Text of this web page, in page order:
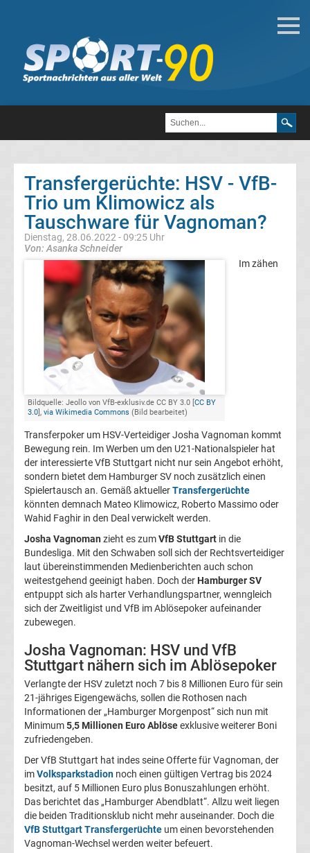
Deutsche
Transfergerüchte
FC
Heidenheim
1846
Transfergerüchte
Kaiserslautern
Transfergerüchte
1.
FC
Köln
Transfergerüchte
1.
FC
Transfergerüchte
1.
FC
Nürnberg
Transfergerüchte
1.
Transfergerüchte: HSV - VfB-
Trio um Klimowicz als
Tauschware für Vagnoman?
Dienstag, 28.06.2022 - 09:25 Uhr
Von: Asanka Schneider
Bildquelle: Jeollo von VfB-exklusiv.de CC BY 3.0 [CC BY
3.0], via Wikimedia Commons (Bild bearbeitet)
Im zähen
Transferpoker um HSV-Verteidiger Josha Vagnoman kommt
Bewegung rein. Im Werben um den U21-Nationalspieler hat
der interessierte VfB Stuttgart nicht nur sein Angebot erhöht,
sondern bietet dem Hamburger SV noch zusätzlich einen
Spielertausch an. Gemäß aktuellerTransfergerüchte
könnten demnach Mateo Klimowicz, Roberto Massimo oder
Wahid Faghir in den Deal verwickelt werden.
Josha Vagnoman zieht es zumVfB Stuttgart in die
Bundesliga. Mit den Schwaben soll sich der Rechtsverteidiger
laut übereinstimmenden Medienberichten auch schon
weitestgehend geeinigt haben. Doch der Hamburger SV
entpuppt sich als harter Verhandlungspartner, wenngleich
sich der Zweitligist und VfB im Ablösepoker aufeinander
zubewegen.
Josha Vagnoman: HSV und VfB
Stuttgart nähern sich im Ablösepoker
Verlangte der HSV zuletzt noch 7 bis 8 Millionen Euro für sein
21-jähriges Eigengewächs, sollen die Rothosen nach
Informationen der „Hamburger Morgenpost“ sich nun mit
Minimum5,5 Millionen Euro Ablöseexklusive weiterer Boni
zufriedengeben.
Der VfB Stuttgart hat indes seine Offerte für Vagnoman, der
imVolksparkstadion noch einen gültigen Vertrag bis 2024
besitzt, auf 5 Millionen Euro plus Bonuszahlungen erhöht.
Das berichtet das „Hamburger Abendblatt“. Allzu weit liegen
die beiden Traditionsklub nicht mehr auseinander. Doch die
VfB Stuttgart Transfergerüchte um einen bevorstehenden
Vagnoman-Wechsel werden weiter befeuert.